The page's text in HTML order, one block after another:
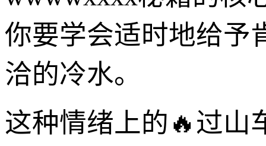
你要学会适时地给予
洽的冷水。
这种情绪上的🔥过山